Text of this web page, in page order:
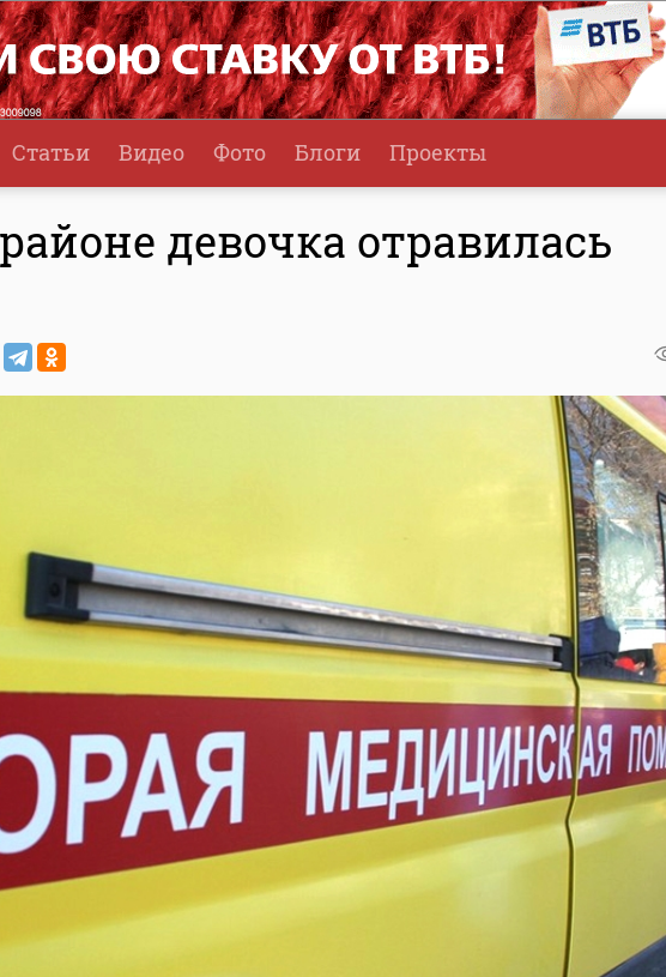
Статьи Видео Фото Блоги Проекты
девочка отравилась